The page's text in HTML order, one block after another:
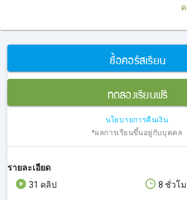
ซื้อคอร์สเรียน
ทดลองเรียนฟรี
นโยบายการคืนเงิน
*ผลการเรียนขึ้นอยู่กับบุคคล
รายละเอียด
31 คลิป
8 ชั่วโ